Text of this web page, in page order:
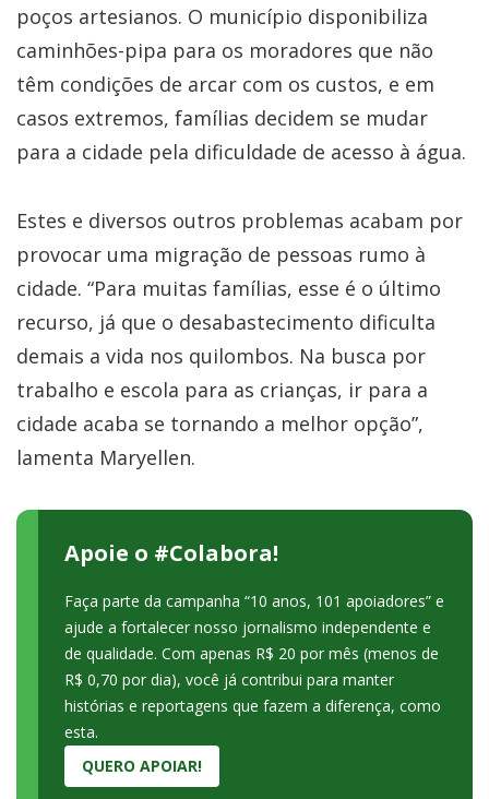
poços artesianos. O município disponibiliza
caminhões-pipa para os moradores que não
têm condições de arcar com os custos, e em
casos extremos, famílias decidem se mudar
para a cidade pela dificuldade de acesso à água.
Estes e diversos outros problemas acabam por
provocar uma migração de pessoas rumo à
cidade. “Para muitas famílias, esse é o último
recurso, já que o desabastecimento dificulta
demais a vida nos quilombos. Na busca por
trabalho e escola para as crianças, ir para a
cidade acaba se tornando a melhor opção”,
lamenta Maryellen.
Apoie o #Colabora!
Faça parte da campanha “10 anos, 101 apoiadores” e
ajude a fortalecer nosso jornalismo independente e
de qualidade. Com apenas R$ 20 por mês (menos de
R$ 0,70 por dia), você já contribui para manter
histórias e reportagens que fazem a diferença, como
esta.
QUERO APOIAR!